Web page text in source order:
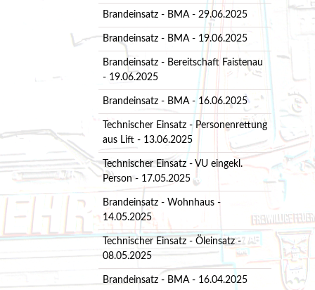
Brandeinsatz - BMA - 29.06.2025
Brandeinsatz - BMA - 19.06.2025
Brandeinsatz - Bereitschaft Faistenau
- 19.06.2025
Brandeinsatz - BMA - 16.06.2025
Technischer Einsatz - Personenrettung
aus Lift - 13.06.2025
Technischer Einsatz - VU eingekl.
Person - 17.05.2025
Brandeinsatz - Wohnhaus -
14.05.2025
Technischer Einsatz - Öleinsatz -
08.05.2025
Brandeinsatz - BMA - 16.04.2025